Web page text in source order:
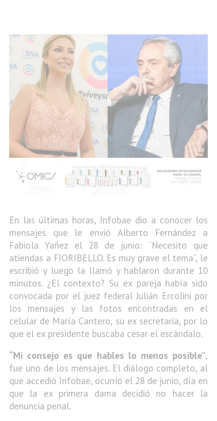
En las últimas horas, Infobae dio a conocer los
mensajes que le envió Alberto Fernández a
Fabiola Yañez el 28 de junio: “Necesito que
atiendas a FIORIBELLO. Es muy grave el tema”, le
escribió y luego la llamó y hablaron durante 10
minutos. ¿El contexto? Su ex pareja había sido
convocada por el juez federal Julián Ercolini por
los mensajes y las fotos encontradas en el
celular de María Cantero, su ex secretaria, por lo
que el ex presidente buscaba cesar el escándalo.
“Mi consejo es que hables lo menos posible”,
fue uno de los mensajes. El diálogo completo, al
que accedió Infobae, ocurrió el 28 de junio, día en
que la ex primera dama decidió no hacer la
denuncia penal.